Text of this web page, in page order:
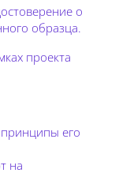
о
образца.
проекта
его
на